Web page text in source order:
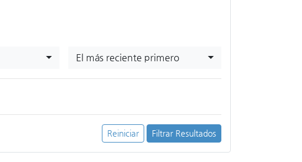
El más reciente primero
Reiniciar Filtrar Resultados